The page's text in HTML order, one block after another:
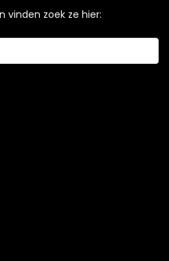
vinden zoek ze hier: